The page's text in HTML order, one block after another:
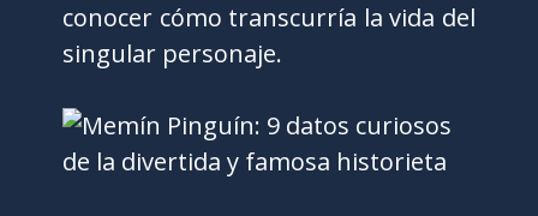
conocer cómo transcurría la vida del
singular personaje.